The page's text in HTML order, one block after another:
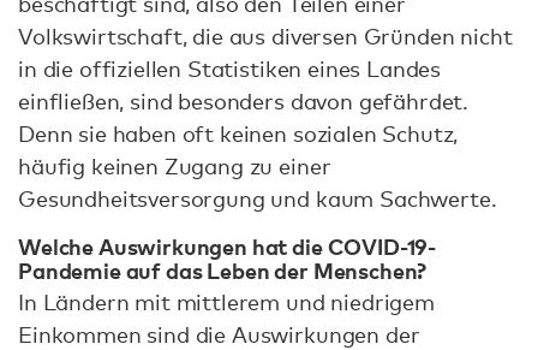
Volkswirtschaft, die aus diversen Gründen nicht
in die offiziellen Statistiken eines Landes
einfließen, sind besonders davon gefährdet.
Denn sie haben oft keinen sozialen Schutz,
häufig keinen Zugang zu einer
Gesundheitsversorgung und kaum Sachwerte.
Welche Auswirkungen hat die COVID-19-
Pandemie auf das Leben der Menschen?
In Ländern mit mittlerem und niedrigem
Einkommen sind die Auswirkungen der